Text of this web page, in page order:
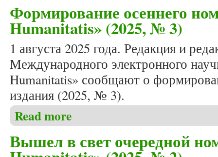
Формирование осеннего
Humanitatis» (2025, № 3)
1 августа 2025 года. Редакция и
Международного электронного
Humanitatis» сообщают о
издания (2025, № 3).
Read more
Вышел в свет очередной